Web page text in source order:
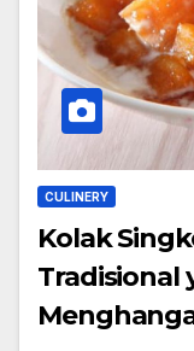
CULINERY
Kolak
Tradisional